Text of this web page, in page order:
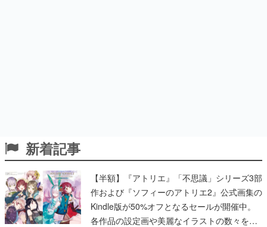
新着記事
【半額】『アトリエ』「不思議」シリーズ3部
作および『ソフィーのアトリエ2』公式画集の
Kindle版が50%オフとなるセールが開催中。
各作品の設定画や美麗なイラストの数々をふ